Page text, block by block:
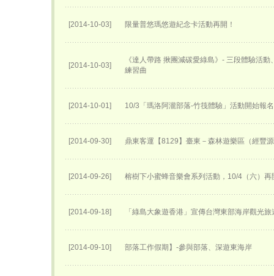
[2014-10-03] 限量普悠瑪悠遊紀念卡活動再開！
[2014-10-03]
《達人帶路 揪團減碳愛綠島》- 三段體驗活
練習曲
[2014-10-01] 10/3「瑪洛阿瀧部落-竹筏體驗」活動開始報
[2014-09-30] 鼎東客運【8129】臺東－森林遊樂區（經豐
[2014-09-26] 榕樹下小蜜蜂音樂會系列活動，10/4（六）再
[2014-09-18] 「綠島大象遊香港」宣傳台灣東部海岸觀光
[2014-09-10] 部落工作假期】-參與部落、深遊東海岸